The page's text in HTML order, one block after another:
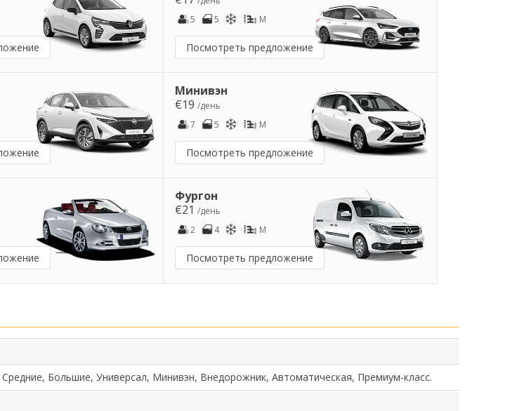
5
5 M
Посмотреть предложение
Минивэн
€19 /день
7
5 M
Посмотреть предложение
Фургон
€21 /день
2
4 M
Посмотреть предложение
Большие, Универсал, Минивэн, Внедорожник, Автоматическая, Премиум-класс.